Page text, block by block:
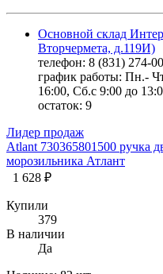
Основной склад
Вторчермета, д.119И)
телефон: 8 (831) 274-
график работы: Пн.-
16:00, Сб.с 9:00 до
остаток: 9
Лидер продаж
Atlant 730365801500 ручка
морозильника Атлант
1 628 ₽
Купили
379
В наличии
Да